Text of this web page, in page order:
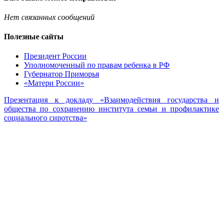
Нет связанных сообщений
Полезные сайты
Президент России
Уполномоченный по правам ребенка в РФ
Губернатор Приморья
«Матери России»
Презентация к докладу «Взаимодействия государства и
общества по сохранению института семьи и профилактике
социального сиротства»